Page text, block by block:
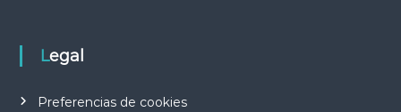
Legal
Preferencias de cookies